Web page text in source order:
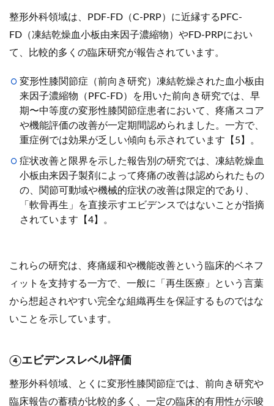
整形外科領域は、PDF-FD（C-PRP）に近縁するPFC-
FD（凍結乾燥血小板由来因子濃縮物）やFD-PRPにおい
て、比較的多くの臨床研究が報告されています。
変形性膝関節症（前向き研究）凍結乾燥された血小板由
来因子濃縮物（PFC-FD）を用いた前向き研究では、早
期〜中等度の変形性膝関節症患者において、疼痛スコア
や機能評価の改善が一定期間認められました。一方で、
重症例では効果が乏しい傾向も示されています【5】。
症状改善と限界を示した報告別の研究では、凍結乾燥血
小板由来因子製剤によって疼痛の改善は認められたもの
の、関節可動域や機械的症状の改善は限定的であり、
「軟骨再生」を直接示すエビデンスではないことが指摘
されています【4】。
これらの研究は、疼痛緩和や機能改善という臨床的ベネフ
ィットを支持する一方で、一般に「再生医療」という言葉
から想起されやすい完全な組織再生を保証するものではな
いことを示しています。
④エビデンスレベル評価
整形外科領域、とくに変形性膝関節症では、前向き研究や
臨床報告の蓄積が比較的多く、一定の臨床的有用性が示唆